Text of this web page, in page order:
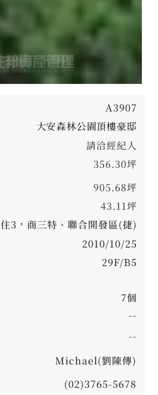
A3907
大安森林公園頂樓豪邸
請洽經紀人
356.30坪
905.68坪
43.11坪
住3，商三特、聯合開發區(捷)
2010/10/25
29F/B5
7個
--
--
Michael(劉陳傳)
(02)3765-5678